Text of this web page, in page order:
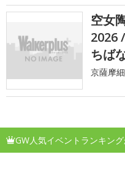
空女
2026
ちば
京薩摩
GW人気イベントランキング